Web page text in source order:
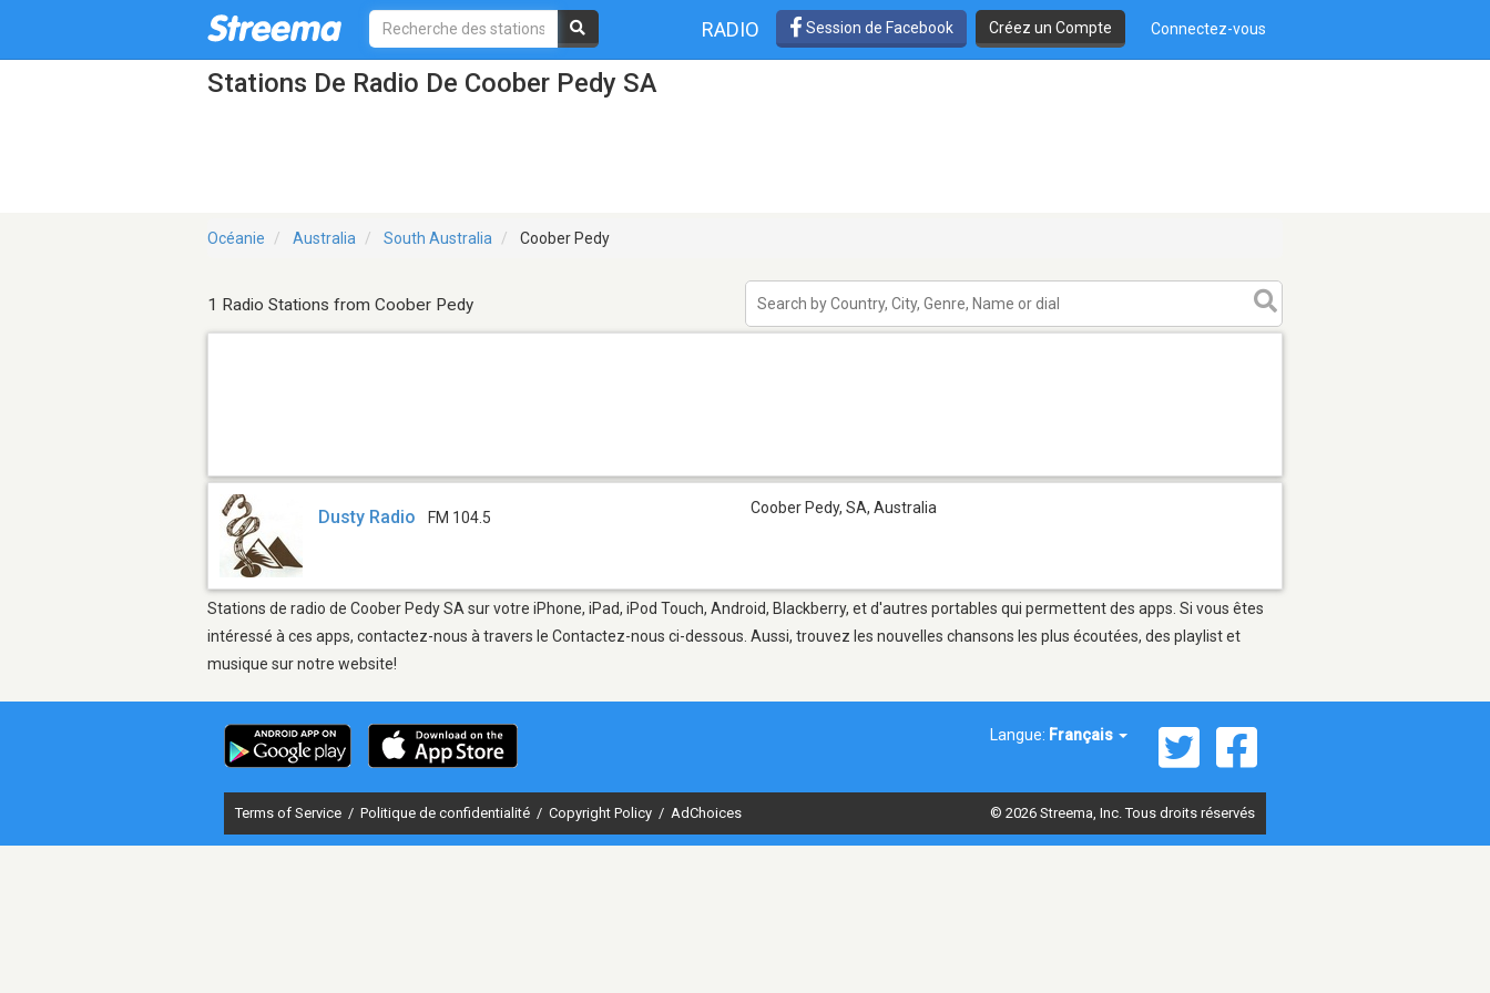
RADIO Session de Facebook Créez un Compte Connectez-vous
Stations De Radio De Coober Pedy SA
Océanie Australia South Australia Coober Pedy
1 Radio Stations from Coober Pedy
Dusty Radio FM 104.5
Coober Pedy, SA, Australia
Stations de radio de Coober Pedy SA sur votre iPhone, iPad, iPod Touch, Android, Blackberry, et d'autres portables qui permettent des apps. Si vous êtes
intéressé à ces apps, contactez-nous à travers le Contactez-nous ci-dessous. Aussi, trouvez les nouvelles chansons les plus écoutées, des playlist et
musique sur notre website!
Langue: Français
Terms of Service / Politique de confidentialité / Copyright Policy / AdChoices © 2026 Streema, Inc. Tous droits réservés